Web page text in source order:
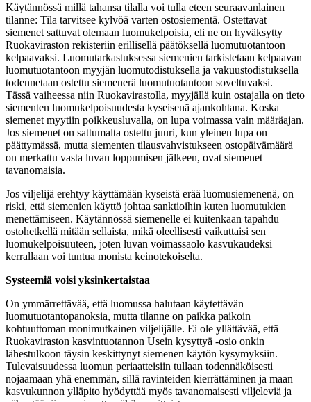
Käytännössä millä tahansa tilalla voi tulla eteen seuraavanlainen
tilanne: Tila tarvitsee kylvöä varten ostosiementä. Ostettavat
siemenet sattuvat olemaan luomukelpoisia, eli ne on hyväksytty
Ruokaviraston rekisteriin erillisellä päätöksellä luomutuotantoon
kelpaavaksi. Luomutarkastuksessa siemenien tarkistetaan kelpaavan
luomutuotantoon myyjän luomutodistuksella ja vakuustodistuksella
todennetaan ostettu siemenerä luomutuotantoon soveltuvaksi.
Tässä vaiheessa niin Ruokavirastolla, myyjällä kuin ostajalla on tieto
siementen luomukelpoisuudesta kyseisenä ajankohtana. Koska
siemenet myytiin poikkeusluvalla, on lupa voimassa vain määräajan.
Jos siemenet on sattumalta ostettu juuri, kun yleinen lupa on
päättymässä, mutta siementen tilausvahvistukseen ostopäivämäärä
on merkattu vasta luvan loppumisen jälkeen, ovat siemenet
tavanomaisia.
Jos viljelijä erehtyy käyttämään kyseistä erää luomusiemenenä, on
riski, että siemenien käyttö johtaa sanktioihin kuten luomutukien
menettämiseen. Käytännössä siemenelle ei kuitenkaan tapahdu
ostohetkellä mitään sellaista, mikä oleellisesti vaikuttaisi sen
luomukelpoisuuteen, joten luvan voimassaolo kasvukaudeksi
kerrallaan voi tuntua monista keinotekoiselta.
Systeemiä voisi yksinkertaistaa
On ymmärrettävää, että luomussa halutaan käytettävän
luomutuotantopanoksia, mutta tilanne on paikka paikoin
kohtuuttoman monimutkainen viljelijälle. Ei ole yllättävää, että
Ruokaviraston kasvintuotannon Usein kysyttyä -osio onkin
lähestulkoon täysin keskittynyt siemenen käytön kysymyksiin.
Tulevaisuudessa luomun periaatteisiin tullaan todennäköisesti
nojaamaan yhä enemmän, sillä ravinteiden kierrättäminen ja maan
kasvukunnon ylläpito hyödyttää myös tavanomaisesti viljeleviä ja